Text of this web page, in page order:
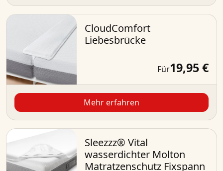
CloudComfort
Liebesbrücke
Für19,95 €
Mehr erfahren
Sleezzz® Vital
wasserdichter Molton
Matratzenschutz Fixspann